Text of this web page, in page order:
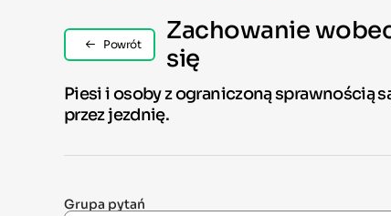
Powrót
Zachowanie
się
Piesi i osoby z ograniczoną sprawnością
przez jezdnię.
Grupa pytań